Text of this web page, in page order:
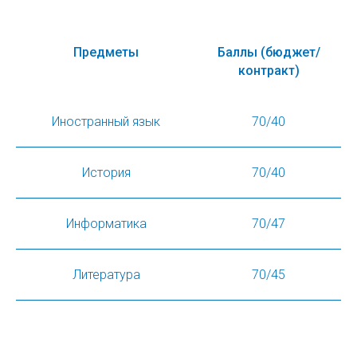
Предметы
Баллы (бюджет/
контракт)
Иностранный язык 70/40
История 70/40
Информатика 70/47
Литература 70/45